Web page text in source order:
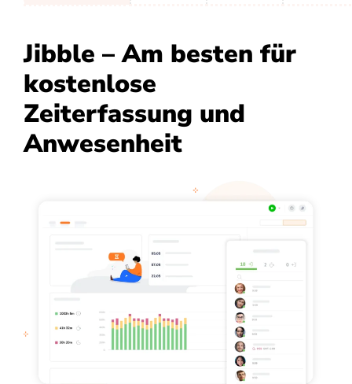
Jibble – Am besten für
kostenlose
Zeiterfassung und
Anwesenheit